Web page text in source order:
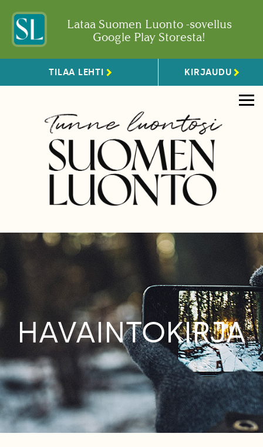
Lataa Suomen Luonto -sovellus
Google Play Storesta!
TILAA LEHTI KIRJAUDU
HAVAINTOKIRJA